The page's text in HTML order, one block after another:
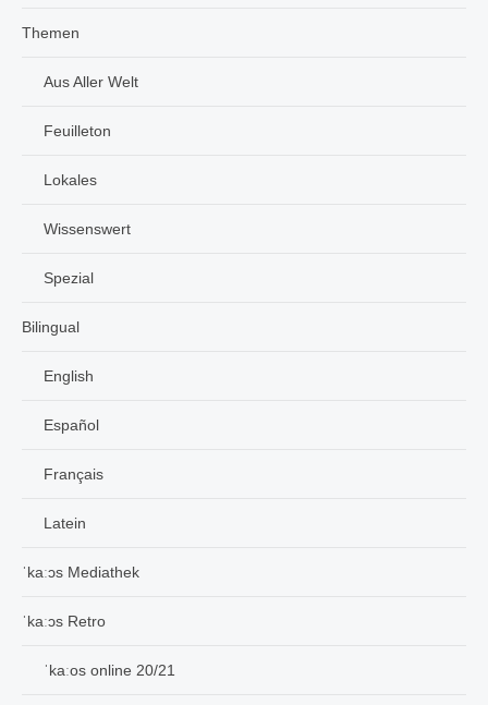
Themen
Aus Aller Welt
Feuilleton
Lokales
Wissenswert
Spezial
Bilingual
English
Español
Français
Latein
ˈkaːɔs Mediathek
ˈkaːɔs Retro
ˈkaːos online 20/21